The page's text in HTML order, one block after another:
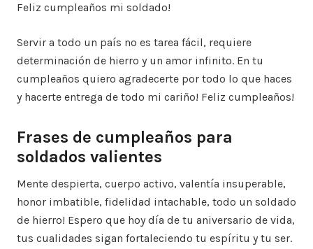
Feliz cumpleaños mi soldado!
Servir a todo un país no es tarea fácil, requiere
determinación de hierro y un amor infinito. En tu
cumpleaños quiero agradecerte por todo lo que haces
y hacerte entrega de todo mi cariño! Feliz cumpleaños!
Frases de cumpleaños para
soldados valientes
Mente despierta, cuerpo activo, valentía insuperable,
honor imbatible, fidelidad intachable, todo un soldado
de hierro! Espero que hoy día de tu aniversario de vida,
tus cualidades sigan fortaleciendo tu espíritu y tu ser.